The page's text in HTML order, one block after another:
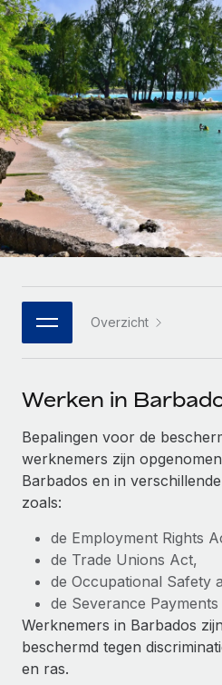
Zzp'ers internationaal
PEO
Ingewikkelde HR-taken
INFRASTRUCTUUR
Remote Embedded
HR naadloos in workflows
Platform
Ingebouwde essentiële HR-
Integraties
Vraag een expert
Krijg hulp van global HR- en
Achtergrondonderzoek
Vereenvoudig het
kandidaten
Compliance Watchtower
Blijf compliance-risico's voor
Apparaatbeheer
Lever en track wereldwijd IT-
GROEIFASE
Start-ups
Flexibele global HR en
bedrijven
Mid-market
Teams uitbreiden met HR
Enterprise
Global HR voor grote
WERK MET ONS SAMEN
Strategische
Een partner worden
Remote Build
Binnenkort
Integraties en advies over
CASESTUDY'S
Betalingscalculator voor
Ontdek valuta-opties en
internationale zzp'ers
LEREN MET REMOTE
Onderzoek en gidsen
Casestudy's
HR-woordenlijst
Checklists en templates
Webinars
Newsroom
Inzicht in salaris en talent
Inzichtencentrum
Alle bronnen bekijken
Global Payroll
Nederlands
Français
Deutsch
Español
Italiano
Português (Portugal)
日本語
한국어
Overzicht
Werken in
Bepalingen voor de
werknemers zijn
Barbados en in
zoals:
de Employment Rights
de Trade Unions Act,
de Occupational Safety
de Severance Payments
Werknemers in Barbados
beschermd tegen
en ras.